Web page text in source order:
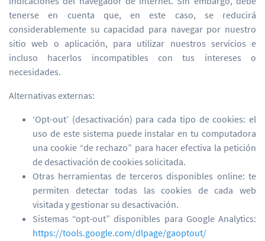
tenerse en cuenta que, en este caso, se reducirá
considerablemente su capacidad para navegar por nuestro
sitio web o aplicación, para utilizar nuestros servicios e
incluso hacerlos incompatibles con tus intereses o
necesidades.
Alternativas externas:
‘Opt-out’ (desactivación) para cada tipo de cookies: el
uso de este sistema puede instalar en tu computadora
una cookie “de rechazo” para hacer efectiva la petición
de desactivación de cookies solicitada.
Otras herramientas de terceros disponibles online: te
permiten detectar todas las cookies de cada web
visitada y gestionar su desactivación.
Sistemas “opt-out” disponibles para Google Analytics:
https://tools.google.com/dlpage/gaoptout/